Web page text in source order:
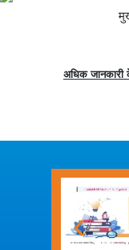
अधिक
‹